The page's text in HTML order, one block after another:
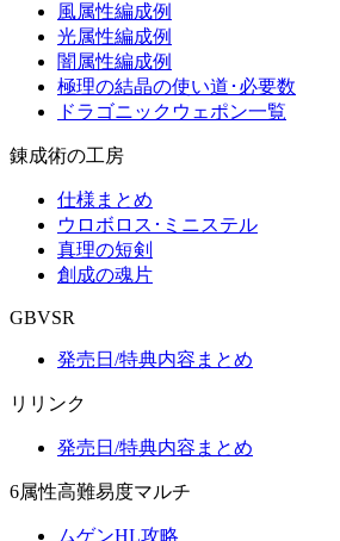
風属性編成例
光属性編成例
闇属性編成例
極理の結晶の使い道･必要数
ドラゴニックウェポン一覧
錬成術の工房
仕様まとめ
ウロボロス･ミニステル
真理の短剣
創成の魂片
GBVSR
発売日/特典内容まとめ
リリンク
発売日/特典内容まとめ
6属性高難易度マルチ
ムゲンHL攻略